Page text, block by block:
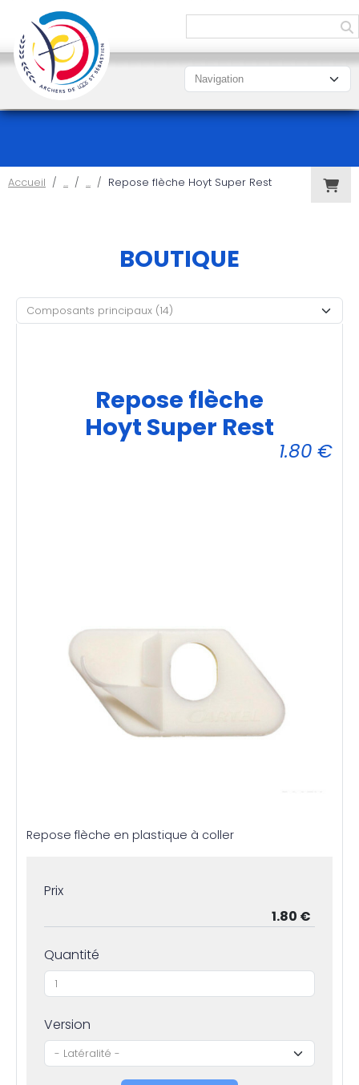
Accueil Repose flèche Hoyt Super Rest
BOUTIQUE
Repose flèche
Hoyt Super Rest
1.80 €
Repose flèche en plastique à coller
Prix
Quantité
Version
Panneau de gestion des cookies